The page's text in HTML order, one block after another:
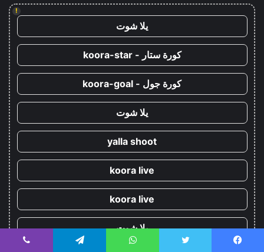
!
يلا شوت
كورة ستار - koora-star
كورة جول - koora-goal
يلا شوت
yalla shoot
koora live
koora live
يلا شوت